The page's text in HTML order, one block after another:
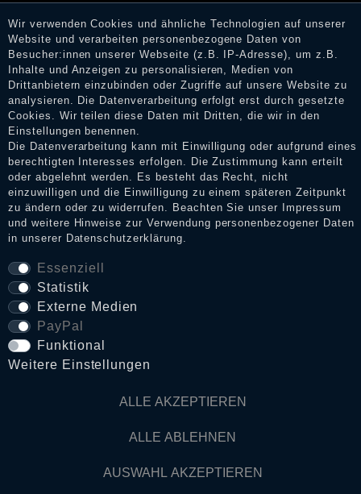
Dienstleistungen gar nicht erworben oder genutzt haben. Nach
Erhalt einer Benachrichtigungs-E-Mail können Händler die
Bewertungen verifizieren und über die erfolgte Verifizierung im
Shop informieren.
Impressum
Daten­schutz­erklärung
AGB
Widerrufs­recht
VERTRAG WIDERRUFEN
© Copyright 2026 Dark Ages Glasche & Kuczwalska GbR
Wir verwenden Cookies und ähnliche Technologien auf unserer
Website und verarbeiten personenbezogene Daten von
Besucher:innen unserer Webseite (z.B. IP-Adresse), um z.B.
Inhalte und Anzeigen zu personalisieren, Medien von
Drittanbietern einzubinden oder Zugriffe auf unsere Website zu
analysieren. Die Datenverarbeitung erfolgt erst durch gesetzte
Cookies. Wir teilen diese Daten mit Dritten, die wir in den
Einstellungen benennen.
Die Datenverarbeitung kann mit Einwilligung oder aufgrund eines
berechtigten Interesses erfolgen. Die Zustimmung kann erteilt
oder abgelehnt werden. Es besteht das Recht, nicht
einzuwilligen und die Einwilligung zu einem späteren Zeitpunkt
zu ändern oder zu widerrufen. Beachten Sie unser
Impressum
und weitere Hinweise zur Verwendung personenbezogener Daten
in unserer Daten­schutz­erklärung.
Essenziell
Statistik
Externe Medien
PayPal
Funktional
Weitere Einstellungen
ALLE AKZEPTIEREN
ALLE ABLEHNEN
AUSWAHL AKZEPTIEREN